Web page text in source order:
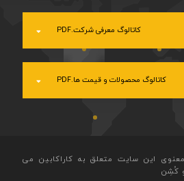
کاتالوگ معرفی شرکت.PDF
کاتالوگ محصولات و قیمت ها.PDF
این سایت متعلق به کاراکابین می
کُشِن